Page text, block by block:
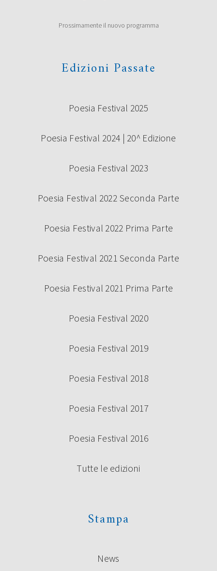
Prossimamente il nuovo programma
Edizioni Passate
Poesia Festival 2025
Poesia Festival 2024 | 20^ Edizione
Poesia Festival 2023
Poesia Festival 2022 Seconda Parte
Poesia Festival 2022 Prima Parte
Poesia Festival 2021 Seconda Parte
Poesia Festival 2021 Prima Parte
Poesia Festival 2020
Poesia Festival 2019
Poesia Festival 2018
Poesia Festival 2017
Poesia Festival 2016
Tutte le edizioni
Stampa
News